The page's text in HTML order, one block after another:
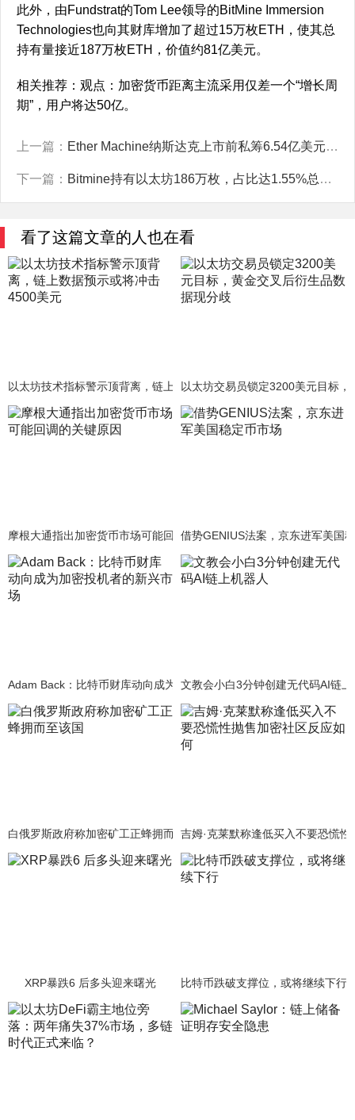
此外，由Fundstrat的Tom Lee领导的BitMine Immersion
Technologies也向其财库增加了超过15万枚ETH，使其总
持有量接近187万枚ETH，价值约81亿美元。
相关推荐：观点：加密货币距离主流采用仅差一个“增长周
期”，用户将达50亿。
上一篇： Ether Machine纳斯达克上市前私筹6.54亿美元以太币（ETH）
下一篇： Bitmine持有以太坊186万枚，占比达1.55%总供应量
看了这篇文章的人也在看
以太坊技术指标警示顶背离，链上数据预示或将冲击4500美元
以太坊交易员锁定3200美元目标
摩根大通指出加密货币市场可能回调的关键原因借势GENIUS法案，京东进军美国
Adam Back：比特币财库动向成为加密投机者的新兴市场
文教会小白3分钟创建无代码AI链
白俄罗斯政府称加密矿工正蜂拥而至该国吉姆·克莱默称逢低买入不要恐慌
XRP暴跌6 后多头迎来曙光 比特币跌破支撑位，或将继续下行